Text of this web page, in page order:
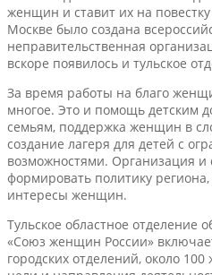
женщин и ставит их на
Москве было создана
неправительственная
вскоре появилось и тульское
За время работы на благо
многое. Это и помощь детским
семьям, поддержка женщин в
создание лагеря для детей с
возможностями. Организация и
формировать политику
интересы женщин.
Тульское областное отделение
«Союз женщин России»
городских отделений, около